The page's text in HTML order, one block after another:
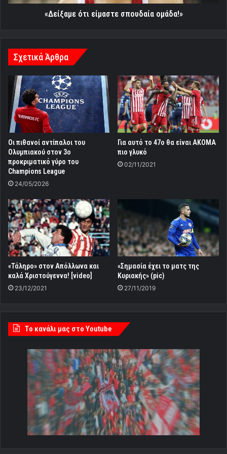
«Δείξαμε ότι είμαστε σπουδαία ομάδα!»
Σχετικά Άρθρα
Οι πιθανοί αντίπαλοι του
Ολυμπιακού στον 3ο
προκριματικό γύρο του
Champions League
24/05/2026
Για αυτό το 47ο θα είναι ΑΚΟΜΑ
πιο γλυκό
02/11/2021
«Τάληρο» στον Απόλλωνα και
καλά Χριστούγεννα! [video]
23/12/2021
«Σημασία έχει το ματς της
Κυριακής» (pic)
27/11/2019
Tο κανάλι μας στο Youtube